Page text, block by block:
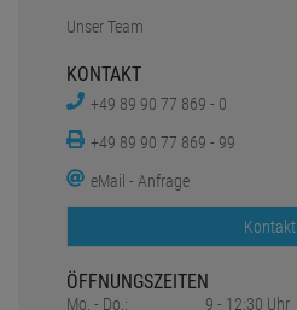
Unser Team
KONTAKT
+49 89 90 77 869 - 0
+49 89 90 77 869 - 99
eMail - Anfrage
Kontakt
ÖFFNUNGSZEITEN
Mo. - Do.: 9 - 12:30 Uhr